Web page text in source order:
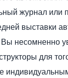
журнал или
выставки
несомненно
для